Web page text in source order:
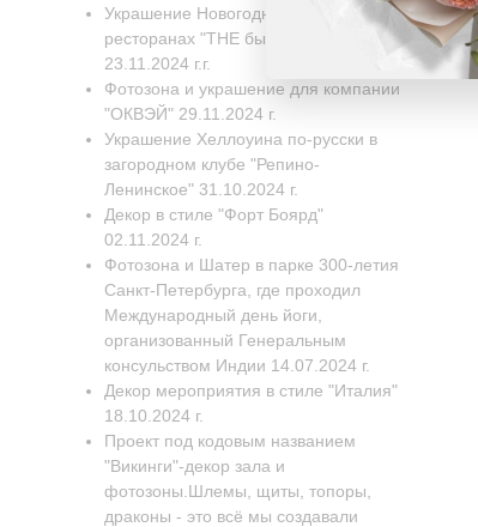
Украшение Новогодних Елок в двух
ресторанах "THE бык" 22.11.2024-
23.11.2024 г.г.
Фотозона и украшение для компании
"ОКВЭЙ" 29.11.2024 г.
Украшение Хеллоуина по-русски в
загородном клубе "Репино-
Ленинское" 31.10.2024 г.
Декор в стиле "Форт Боярд"
02.11.2024 г.
Фотозона и Шатер в парке 300-летия
Санкт-Петербурга, где проходил
Международный день йоги,
организованный Генеральным
консульством Индии 14.07.2024 г.
Декор мероприятия в стиле "Италия"
18.10.2024 г.
Проект под кодовым названием
"Викинги"-декор зала и
фотозоны.Шлемы, щиты, топоры,
драконы - это всё мы создавали